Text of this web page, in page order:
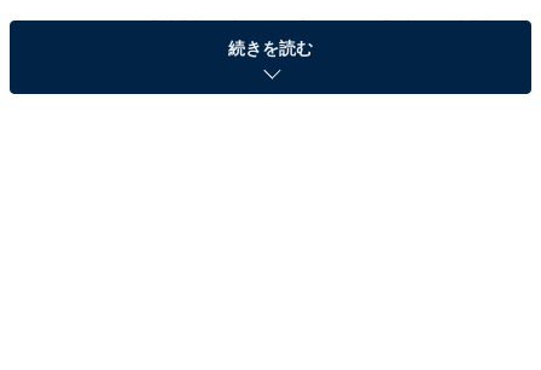
ったんだから、いいじゃない」と思う人もいるでしょ
う。たまたま気のいい人が集まって、楽しくやっている
続きを読む